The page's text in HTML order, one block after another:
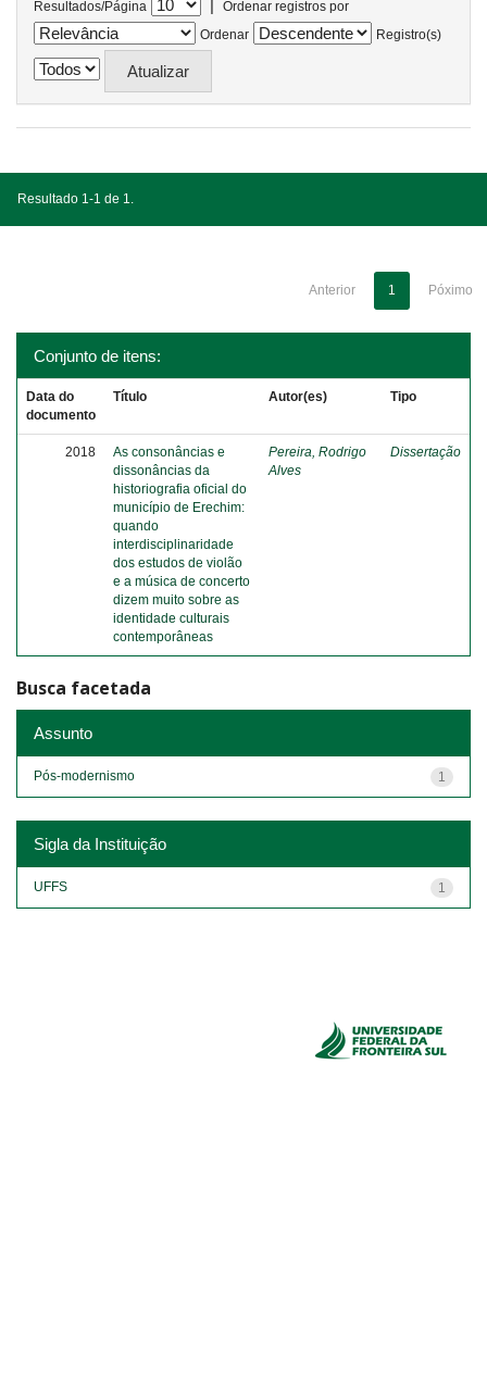
Resultados/Página |
Ordenar registros por
Ordenar
Registro(s)
Resultado 1-1 de 1.
Anterior 1 Póximo
Conjunto de itens:
Data do
documento
Título Autor(es) Tipo
2018
As consonâncias e
dissonâncias da
historiografia oficial do
município de Erechim:
quando
interdisciplinaridade
dos estudos de violão
e a música de concerto
dizem muito sobre as
identidade culturais
contemporâneas
Pereira, Rodrigo
Alves
Dissertação
Busca facetada
Assunto
1
Pós-modernismo
Sigla da Instituição
1
UFFS